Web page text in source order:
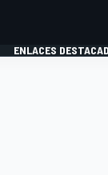
ENLACES